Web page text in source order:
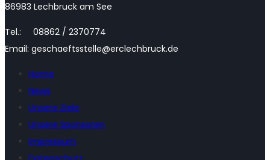
86983 Lechbruck am See
Tel.: 08862 / 2370774
Email: geschaeftsstelle@erclechbruck.de
Home
News
Unsere Ziele
Unsere Sponsoren
Impressum